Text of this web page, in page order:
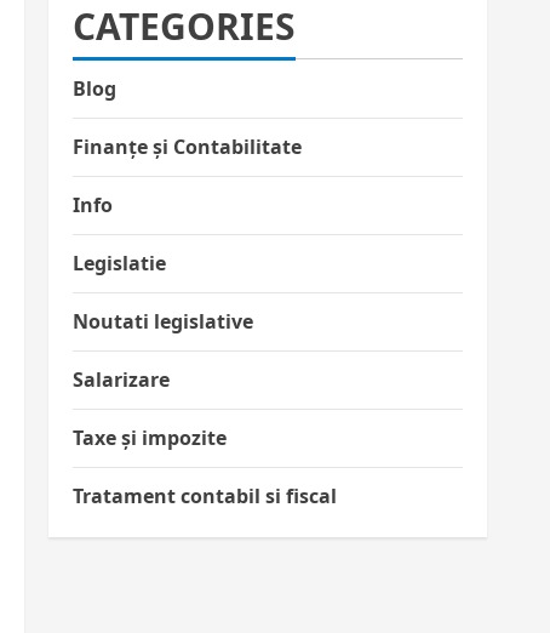
CATEGORIES
Blog
Finanțe și Contabilitate
Info
Legislatie
Noutati legislative
Salarizare
Taxe și impozite
Tratament contabil si fiscal